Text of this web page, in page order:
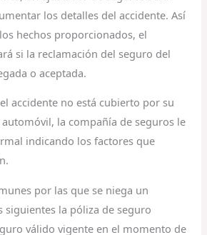
los detalles del accidente. Así
hechos proporcionados, el
si la reclamación del seguro del
o aceptada.
accidente no está cubierto por su
la compañía de seguros le
indicando los factores que
por las que se niega un
siguientes la póliza de seguro
válido vigente en el momento de